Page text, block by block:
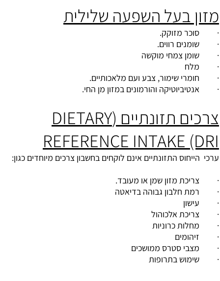
מזון בעל השפעה שלילית
· סוכר מזוקק.
· שומנים רווים.
· שומן צמחי מוקשה
· מלח
· חומרי שימור, צבע ועם מלאכותיים.
· אנטיביוטיקה והורמונים במזון מן החי.
צרכים תזונתיים (DIETARY
REFERENCE INTAKE (DRI
ערכי הייחוס התזונתיים אינם לוקחים בחשבון צרכים מיוחדים כגון:
· צריכת מזון שמן או מעובד.
· רמת חלבון גבוהה בדיאטה
· עישון
· צריכת אלכוהול
· מחלות כרוניות
· זיהומים
· מצבי סטרס ממושכים
· שימוש בתרופות